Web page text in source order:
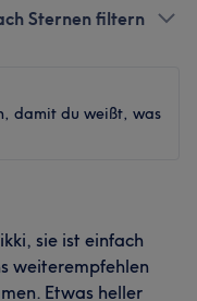
Sternen filtern
damit du weißt, was
sie ist einfach
weiterempfehlen
Etwas heller